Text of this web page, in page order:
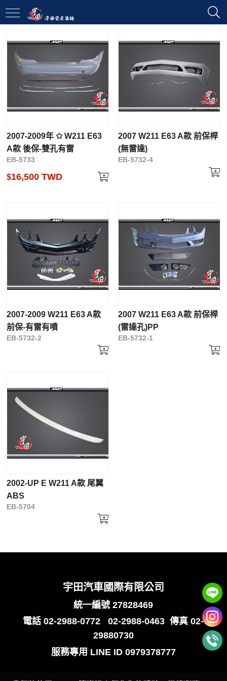
2007-2009年 ✩ W211 E63
A款 後保-雙孔有雷
EB-5733
$16,500 TWD
2007 W211 E63 A款 前保桿
(無雷達)
EB-5732-4
2007-2009 W211 E63 A款
前保-有雷有噴
EB-5732-2
2007 W211 E63 A款 前保桿
(雷達孔)PP
EB-5732-1
2002-UP E W211 A款 尾翼
ABS
EB-5704
宇田汽車國際有限公司
統一編號 27828469
電話02-2988-0772 02-2988-0463 傳真 02-
29880730
服務專用 LINE ID 0979378777